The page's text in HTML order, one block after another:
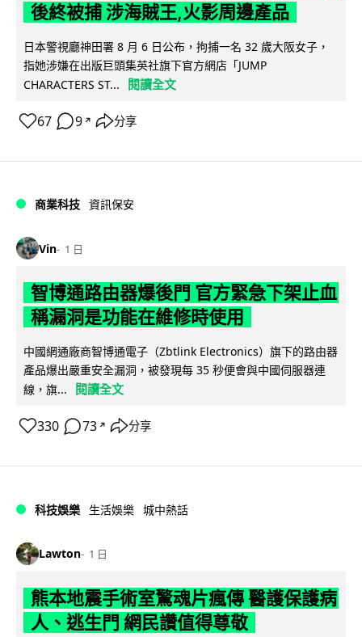
後終被捕 涉海賊王,火影周邊產品
日本警視廳神田署 8 月 6 日公布，拘捕一名 32 歲大阪女子，
指她涉嫌在出版巨頭集英社旗下官方網店「JUMP
CHARACTERS ST...
閱讀全文
67 9 ↗ 分享
商業科技 資訊保安
Vin 1 日
智博通路由器爆後門 官方緊急下架止血
稱漏洞是功能在維修時使用
中國網通廠商智博通電子（Zbtlink Electronics）旗下的路由器
產品爆出嚴重安全漏洞，被發現每 35 秒便會與中國伺服器連
線，旗...
閱讀全文
330 73 ↗ 分享
科技娛樂 生活娛樂 城中熱話
Lawton 1 日
熊本地震手術室驚魂片瘋傳 醫護保護病
人、逃生門 網民讚值得尊敬